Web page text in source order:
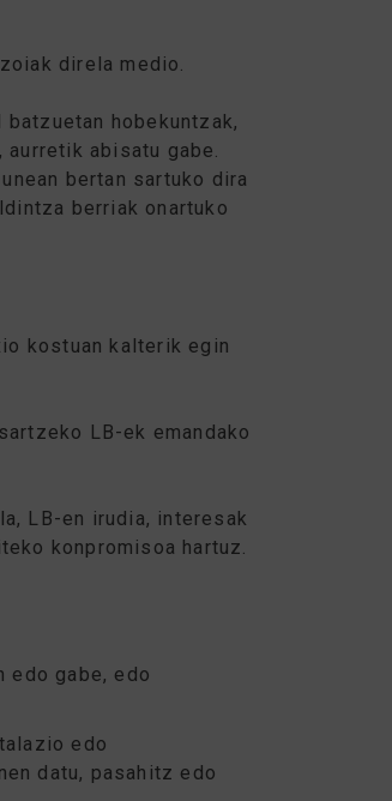
direla medio.
hobekuntzak,
aurretik abisatu gabe.
bertan sartuko dira
berriak onartuko
kostuan kalterik egin
LB-ek emandako
LB-en irudia, interesak
konpromisoa hartuz.
edo gabe, edo
edo
datu, pasahitz edo